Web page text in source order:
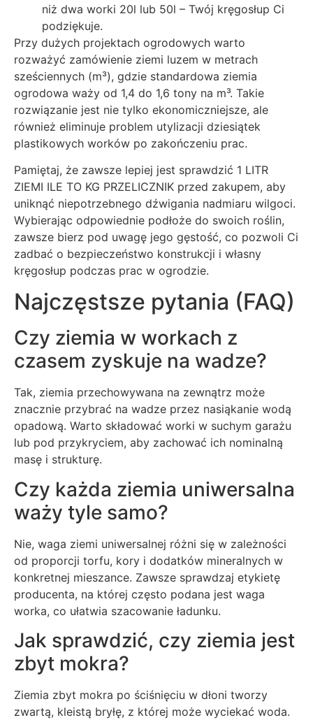
niż dwa worki 20l lub 50l – Twój kręgosłup Ci
podziękuje.
Przy dużych projektach ogrodowych warto
rozważyć zamówienie ziemi luzem w metrach
sześciennych (m³), gdzie standardowa ziemia
ogrodowa waży od 1,4 do 1,6 tony na m³. Takie
rozwiązanie jest nie tylko ekonomiczniejsze, ale
również eliminuje problem utylizacji dziesiątek
plastikowych worków po zakończeniu prac.
Pamiętaj, że zawsze lepiej jest sprawdzić 1 LITR
ZIEMI ILE TO KG PRZELICZNIK przed zakupem, aby
uniknąć niepotrzebnego dźwigania nadmiaru wilgoci.
Wybierając odpowiednie podłoże do swoich roślin,
zawsze bierz pod uwagę jego gęstość, co pozwoli Ci
zadbać o bezpieczeństwo konstrukcji i własny
kręgosłup podczas prac w ogrodzie.
Najczęstsze pytania (FAQ)
Czy ziemia w workach z
czasem zyskuje na wadze?
Tak, ziemia przechowywana na zewnątrz może
znacznie przybrać na wadze przez nasiąkanie wodą
opadową. Warto składować worki w suchym garażu
lub pod przykryciem, aby zachować ich nominalną
masę i strukturę.
Czy każda ziemia uniwersalna
waży tyle samo?
Nie, waga ziemi uniwersalnej różni się w zależności
od proporcji torfu, kory i dodatków mineralnych w
konkretnej mieszance. Zawsze sprawdzaj etykietę
producenta, na której często podana jest waga
worka, co ułatwia szacowanie ładunku.
Jak sprawdzić, czy ziemia jest
zbyt mokra?
Ziemia zbyt mokra po ściśnięciu w dłoni tworzy
zwartą, kleistą bryłę, z której może wyciekać woda.